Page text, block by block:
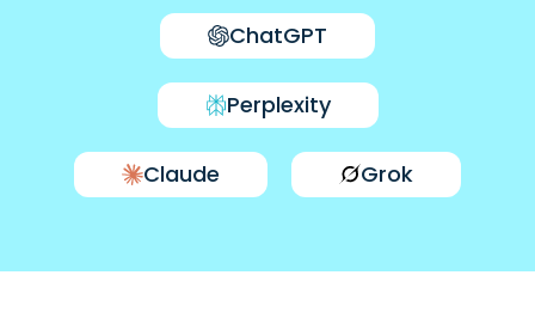
ChatGPT
Perplexity
Claude Grok